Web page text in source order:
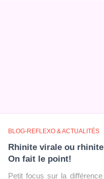
BLOG-REFLEXO & ACTUALITÉS
Rhinite virale ou
On fait le point!
Petit focus sur la